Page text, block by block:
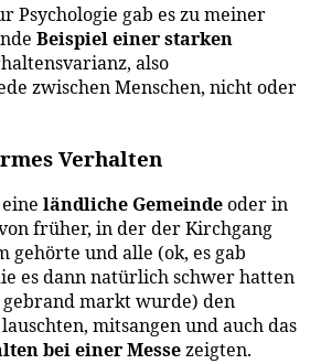
Psychologie gab es zu meiner
Beispiel einer starken
also
zwischen Menschen, nicht oder
Verhalten
ländliche Gemeindeoder in
früher, in der der Kirchgang
gehörte und alle (ok, es gab
es dann natürlich schwer hatten
markt wurde) den
mitsangen und auch das
bei einer Messezeigten.